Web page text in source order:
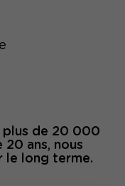
plus de 20 000
20 ans, nous
le long terme.